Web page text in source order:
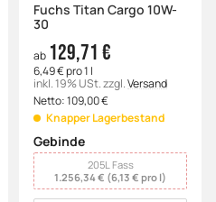
Fuchs Titan Cargo 10W-
30
ab 129,71 €
6,49 € pro 1 l
inkl. 19% USt.zzgl.Versand
Netto:109,00€
Knapper Lagerbestand
Gebinde
wählen 205L Fass
1.256,34 € (6,13 € pro l)